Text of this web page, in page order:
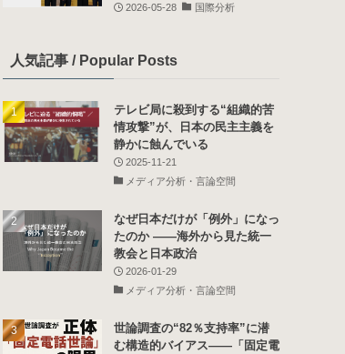
2026-05-28 国際分析
人気記事 / Popular Posts
テレビ局に殺到する“組織的苦
情攻撃”が、日本の民主主義を
静かに蝕んでいる
2025-11-21
メディア分析・言論空間
なぜ日本だけが「例外」になっ
たのか ――海外から見た統一
教会と日本政治
2026-01-29
メディア分析・言論空間
世論調査の“82％支持率”に潜
む構造的バイアス――「固定電